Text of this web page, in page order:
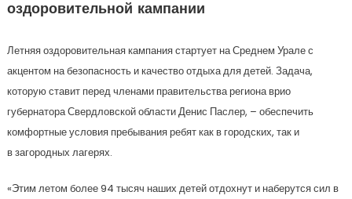
оздоровительной кампании
Летняя оздоровительная кампания стартует на Среднем Урале с
акцентом на безопасность и качество отдыха для детей. Задача,
которую ставит перед членами правительства региона врио
губернатора Свердловской области Денис Паслер, – обеспечить
комфортные условия пребывания ребят как в городских, так и
в загородных лагерях.
«Этим летом более 94 тысяч наших детей отдохнут и наберутся сил в